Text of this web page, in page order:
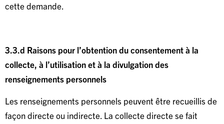
cette demande.
3.3.d Raisons pour l’obtention du consentement à la
collecte, à l’utilisation et à la divulgation des
renseignements personnels
Les renseignements personnels peuvent être recueillis de
façon directe ou indirecte. La collecte directe se fait